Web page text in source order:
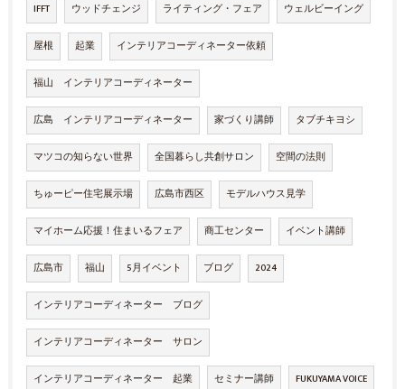
IFFT ウッドチェンジ ライティング・フェア ウェルビーイング
屋根 起業 インテリアコーディネーター依頼
福山 インテリアコーディネーター
広島 インテリアコーディネーター 家づくり講師 タブチキヨシ
マツコの知らない世界 全国暮らし共創サロン 空間の法則
ちゅーピー住宅展示場 広島市西区 モデルハウス見学
マイホーム応援！住まいるフェア 商工センター イベント講師
広島市 福山 5月イベント ブログ 2024
インテリアコーディネーター ブログ
インテリアコーディネーター サロン
インテリアコーディネーター 起業 セミナー講師 FUKUYAMA VOICE